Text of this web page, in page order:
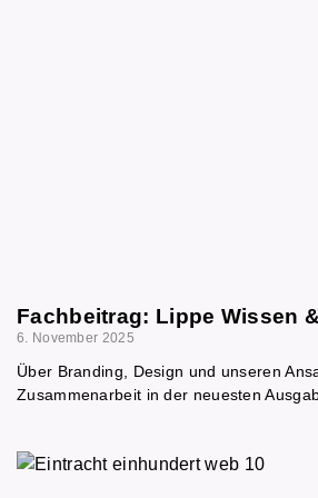
Fachbeitrag: Lippe Wissen
6. November 2025
Über Branding, Design und unseren
Zusammenarbeit in der neuesten